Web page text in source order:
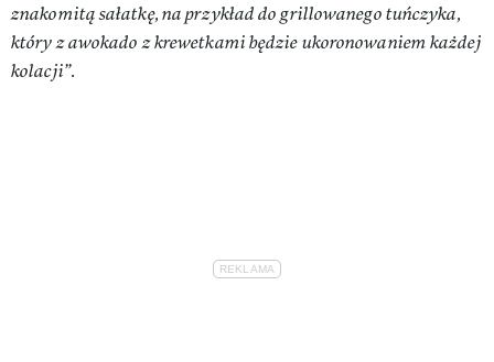
znakomitą sałatkę, na przykład do grillowanego tuńczyka,
który z awokado z krewetkami będzie ukoronowaniem każdej
kolacji”.